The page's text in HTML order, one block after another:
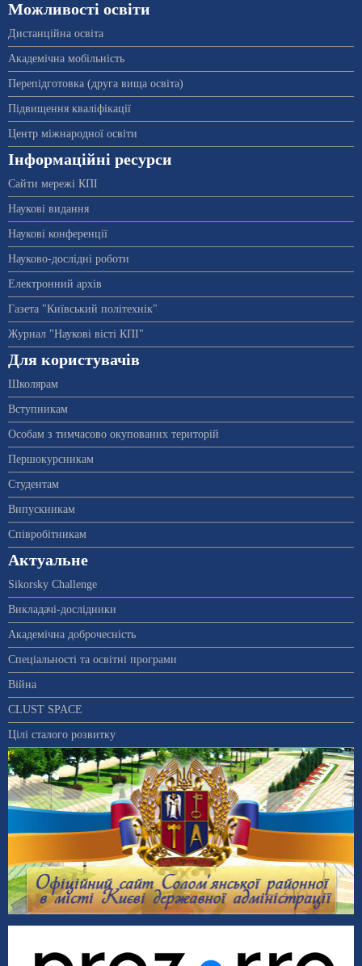
Можливості освіти
Дистанційна освіта
Академічна мобільність
Перепідготовка (друга вища освіта)
Підвищення кваліфікації
Центр міжнародної освіти
Інформаційні ресурси
Сайти мережі КПІ
Наукові видання
Наукові конференції
Науково-дослідні роботи
Електронний архів
Газета "Київський політехнік"
Журнал "Наукові вісті КПІ"
Для користувачів
Школярам
Вступникам
Особам з тимчасово окупованих територій
Першокурсникам
Студентам
Випускникам
Співробітникам
Актуальне
Sikorsky Challenge
Викладачі-дослідники
Академічна доброчесність
Спеціальності та освітні програми
Війна
CLUST SPACE
Цілі сталого розвитку